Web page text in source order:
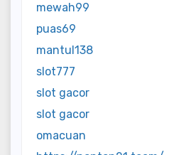
mewah99
puas69
mantul138
slot777
slot gacor
slot gacor
omacuan